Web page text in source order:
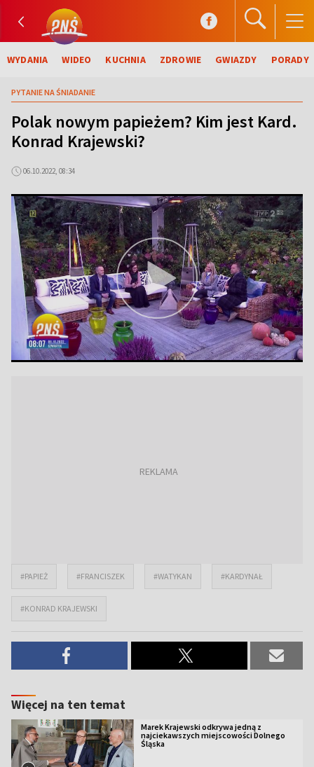
WYDANIA WIDEO KUCHNIA ZDROWIE GWIAZDY PORADY
PYTANIE NA ŚNIADANIE
Polak nowym papieżem? Kim jest Kard.
Konrad Krajewski?
06.10.2022, 08:34
#PAPIEŻ #FRANCISZEK #WATYKAN #KARDYNAŁ
#KONRAD KRAJEWSKI
Więcej na ten temat
Marek Krajewski odkrywa jedną z
najciekawszych miejscowości Dolnego
Śląska